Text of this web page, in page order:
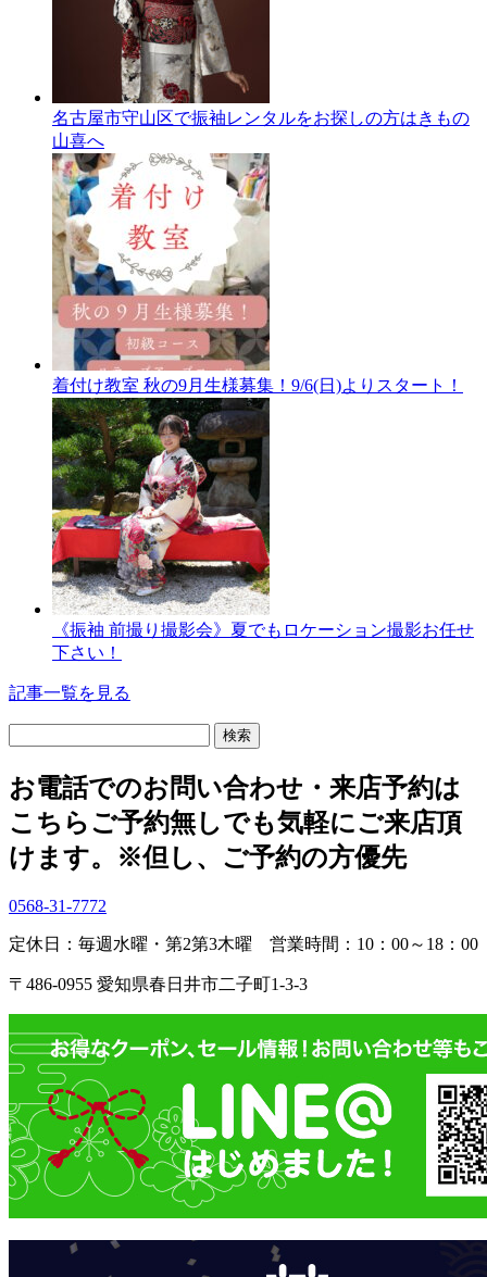
名古屋市守山区で振袖レンタルをお探しの方はきもの
山喜へ
着付け教室 秋の9月生様募集！9/6(日)よりスタート！
《振袖 前撮り撮影会》夏でもロケーション撮影お任せ
下さい！
記事一覧を見る
お電話でのお問い合わせ・ 来店予約は
こちらご予約無しでも気軽にご来店頂
けます。
※但し、ご予約の方優先
0568-31-7772
定休日：毎週水曜・第2第3木曜 営業時間：10：00～18：00
〒486-0955 愛知県春日井市二子町1-3-3